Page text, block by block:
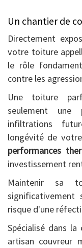
Un chantier de
Directement
votre toiture
le rôle
contre les
Une toiture
seulement une
infiltrations
longévité de
performances
investissement
Maintenir sa
risque d'une
Spécialisé dans
artisan couvreur